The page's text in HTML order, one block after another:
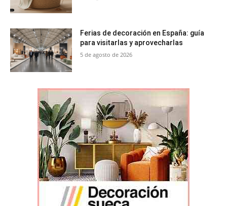
Ferias de decoración en España: guía
para visitarlas y aprovecharlas
5 de agosto de 2026